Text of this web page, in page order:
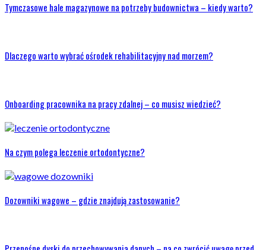
Tymczasowe hale magazynowe na potrzeby budownictwa – kiedy warto?
Dlaczego warto wybrać ośrodek rehabilitacyjny nad morzem?
Onboarding pracownika na pracy zdalnej – co musisz wiedzieć?
Na czym polega leczenie ortodontyczne?
Dozowniki wagowe – gdzie znajdują zastosowanie?